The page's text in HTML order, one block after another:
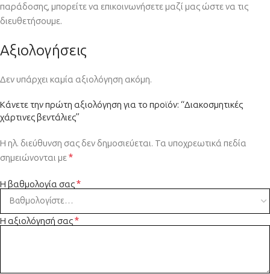
παράδοσης, μπορείτε να επικοινωνήσετε μαζί μας ώστε να τις
διευθετήσουμε.
Αξιολογήσεις
Δεν υπάρχει καμία αξιολόγηση ακόμη.
Κάνετε την πρώτη αξιολόγηση για το προϊόν: “Διακοσμητικές
χάρτινες βεντάλιες”
Η ηλ. διεύθυνση σας δεν δημοσιεύεται. Τα υποχρεωτικά πεδία
σημειώνονται με*
Η βαθμολογία σας*
Η αξιολόγησή σας*